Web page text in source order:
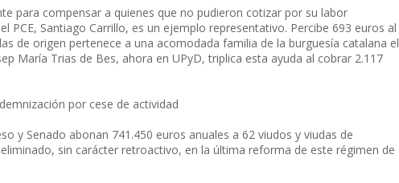
para compensar a quienes que no pudieron cotizar por su labor
PCE, Santiago Carrillo, es un ejemplo representativo. Percibe 693 euros al
de origen pertenece a una acomodada familia de la burguesía catalana el
María Trias de Bes, ahora en UPyD, triplica esta ayuda al cobrar 2.117
por cese de actividad
y Senado abonan 741.450 euros anuales a 62 viudos y viudas de
sin carácter retroactivo, en la última reforma de este régimen de